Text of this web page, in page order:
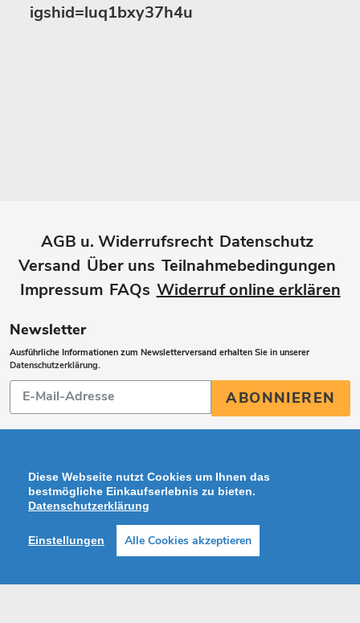
igshid=luq1bxy37h4u
AGB u. Widerrufsrecht Datenschutz
Versand Über uns Teilnahmebedingungen
Impressum FAQs Widerruf online erklären
Newsletter
Ausführliche Informationen zum Newsletterversand erhalten Sie in unserer
Datenschutzerklärung.
Abonnieren
Sie
unsere
ABONNIEREN
Zahlungsarten
Instagram
Diese Webseite nutzt Cookies um Ihnen das
bestmögliche Einkaufserlebnis zu bieten.
Datenschutzerklärung
Einstellungen Alle Cookies akzeptieren